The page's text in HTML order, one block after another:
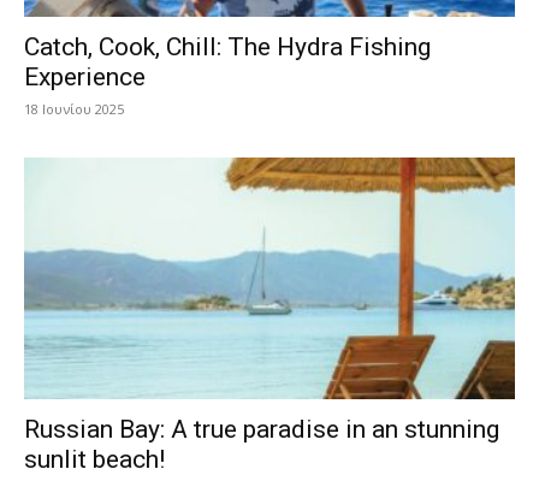
Catch, Cook, Chill: The Hydra Fishing
Experience
18 Ιουνίου 2025
Russian Bay: A true paradise in an stunning
sunlit beach!